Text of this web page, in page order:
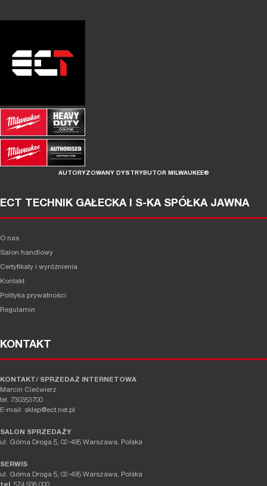
AUTORYZOWANY DYSTRYBUTOR MILWAUKEE®
ECT TECHNIK GAŁECKA I S-KA SPÓŁKA JAWNA
O nas
Salon handlowy
Certyfikaty i wyróżnienia
Kontakt
Polityka prywatności
Regulamin
KONTAKT
KONTAKT/ SPRZEDAŻ INTERNETOWA
Marcin Ciećwierz
tel. 730353700
E-mail: sklep@ect.net.pl
SALON SPRZEDAŻY
ul. Górna Droga 5, 02-495 Warszawa, Polska
SERWIS
ul. Górna Droga 5, 02-495 Warszawa, Polska